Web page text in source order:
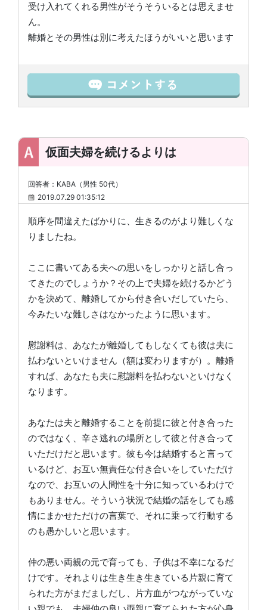
受け入れてくれる男性がそうそういるとは思えませ
ん。
離婚とその男性は別に考えたほうがいいと思います
仮面夫婦を続けるよりは
回答者：KABA（男性 50代）
2019.07.29 01:35:12
順序を間違えたばかりに、生きるのがより難しくな
りましたね。
ここに書いてある夫への思いをしっかりと話し合っ
てきたのでしょうか？その上で夫婦を続けるかどう
かを決めて、離婚してから付き合いだしていたら、
今みたいな難しさはなかったように思います。
慰謝料は、あなたが離婚してもしなくても彼は夫に
払わないといけません（額は変わりますが）。離婚
すれば、あなたも夫に慰謝料を払わないといけなく
なります。
あなたは夫と離婚することを前提に彼と付き合った
のではなく、辛さ逃れの場所として彼と付き合って
いただけだと思います。彼も今は結婚すると言って
いるけど、お互い無責任な付き合いをしていただけ
なので、お互いの人間性を十分に知っているわけで
もありません。そういう状況で結婚の話をしても感
情にまかせただけの言葉で、それに乗って行動する
のも愚かしいと思います。
仲の悪い両親の元で育っても、子供は不幸になるだ
けです。それよりは生き生き生きている片親に育て
られた方がまだましだし、片方血がつながっていな